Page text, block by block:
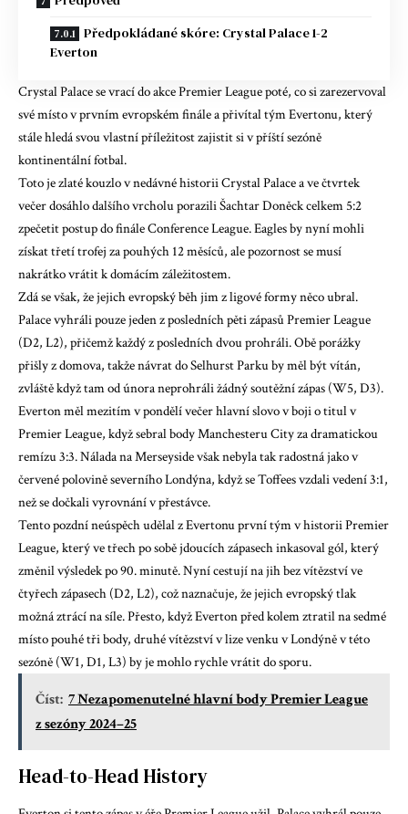
Předpokládané skóre: Crystal Palace 1-2
Everton
Crystal Palace se vrací do akce Premier League poté, co si zarezervoval
své místo v prvním evropském finále a přivítal tým Evertonu, který
stále hledá svou vlastní příležitost zajistit si v příští sezóně
kontinentální fotbal.
Toto je zlaté kouzlo v nedávné historii Crystal Palace a ve čtvrtek
večer dosáhlo dalšího vrcholuporazili Šachtar Doněck celkem 5:2
zpečetit postup do finále Conference League. Eagles by nyní mohli
získat třetí trofej za pouhých 12 měsíců, ale pozornost se musí
nakrátko vrátit k domácím záležitostem.
Zdá se však, že jejich evropský běh jim z ligové formy něco ubral.
Palace vyhráli pouze jeden z posledních pěti zápasů Premier League
(D2, L2), přičemž každý z posledních dvou prohráli. Obě porážky
přišly z domova, takže návrat do Selhurst Parku by měl být vítán,
zvláště když tam od února neprohráli žádný soutěžní zápas (W5, D3).
Everton měl mezitím v pondělí večer hlavní slovo v boji o titul v
Premier League, když sebral body Manchesteru City za dramatickou
remízu 3:3. Nálada na Merseyside však nebyla tak radostná jako v
červené polovině severního Londýna, když se Toffees vzdali vedení 3:1,
než se dočkali vyrovnání v přestávce.
Tento pozdní neúspěch udělal z Evertonu první tým v historii Premier
League, který ve třech po sobě jdoucích zápasech inkasoval gól, který
změnil výsledek po 90. minutě. Nyní cestují na jih bez vítězství ve
čtyřech zápasech (D2, L2), což naznačuje, že jejich evropský tlak
možná ztrácí na síle. Přesto, když Everton před kolem ztratil na sedmé
místo pouhé tři body, druhé vítězství v lize venku v Londýně v této
sezóně (W1, D1, L3) by je mohlo rychle vrátit do sporu.
Číst: 7 Nezapomenutelné hlavní body Premier League
z sezóny 2024–25
Head-to-Head History